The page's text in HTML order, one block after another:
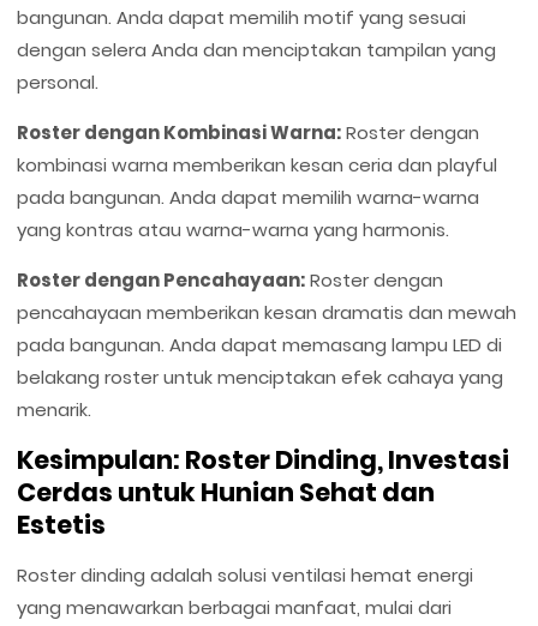
bangunan. Anda dapat memilih motif yang sesuai
dengan selera Anda dan menciptakan tampilan yang
personal.
Roster dengan Kombinasi Warna:Roster dengan
kombinasi warna memberikan kesan ceria dan playful
pada bangunan. Anda dapat memilih warna-warna
yang kontras atau warna-warna yang harmonis.
Roster dengan Pencahayaan:Roster dengan
pencahayaan memberikan kesan dramatis dan mewah
pada bangunan. Anda dapat memasang lampu LED di
belakang roster untuk menciptakan efek cahaya yang
menarik.
Kesimpulan: Roster Dinding, Investasi
Cerdas untuk Hunian Sehat dan
Estetis
Roster dinding adalah solusi ventilasi hemat energi
yang menawarkan berbagai manfaat, mulai dari